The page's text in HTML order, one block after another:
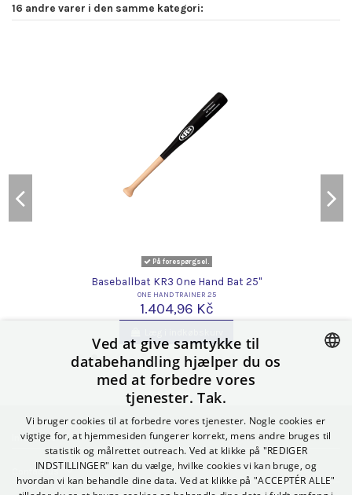
16 andre varer i den samme kategori:
På forespørgsel.
Baseballbat KR3 One Hand Bat 25"
ONE HAND TRAINER 25
1.404,96 Kč
Informace
Contact us
POLISH
GERMAN
SPANISH
Ved at give samtykke til
databehandling hjælper du os
med at forbedre vores
tjenester. Tak.
Vi bruger cookies til at forbedre vores tjenester. Nogle cookies er
vigtige for, at hjemmesiden fungerer korrekt, mens andre bruges til
statistik og målrettet outreach. Ved at klikke på "REDIGER
INDSTILLINGER" kan du vælge, hvilke cookies vi kan bruge, og
hvordan vi kan behandle dine data. Ved at klikke på "ACCEPTÉR ALLE"